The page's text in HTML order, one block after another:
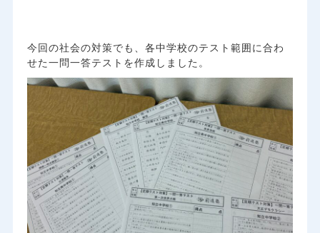
今回の社会の対策でも、各中学校のテスト範囲に合わ
せた一問一答テストを作成しました。